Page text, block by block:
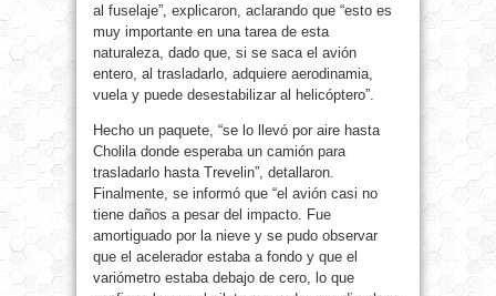
al fuselaje”, explicaron, aclarando que “esto es
muy importante en una tarea de esta
naturaleza, dado que, si se saca el avión
entero, al trasladarlo, adquiere aerodinamia,
vuela y puede desestabilizar al helicóptero”.
Hecho un paquete, “se lo llevó por aire hasta
Cholila donde esperaba un camión para
trasladarlo hasta Trevelin”, detallaron.
Finalmente, se informó que “el avión casi no
tiene daños a pesar del impacto. Fue
amortiguado por la nieve y se pudo observar
que el acelerador estaba a fondo y que el
variómetro estaba debajo de cero, lo que